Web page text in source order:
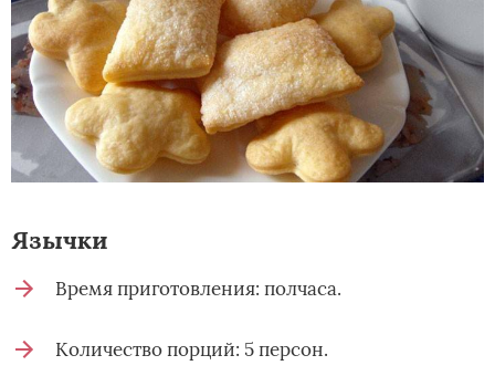
Язычки­
Время приготовления: полчаса.
Количество порций: 5 персон.